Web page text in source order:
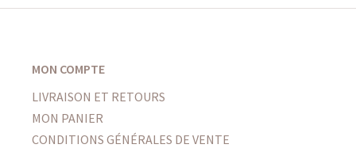
MON COMPTE
LIVRAISON ET RETOURS
MON PANIER
CONDITIONS GÉNÉRALES DE VENTE